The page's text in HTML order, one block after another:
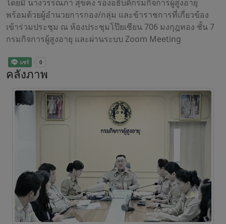
โดยมี นางวรรณภา สุขคง รองอธิบดีกรมกิจการผู้สูงอายุ
พร้อมด้วยผู้อำนวยการกอง/กลุ่ม และข้าราชการที่เกี่ยวข้อง
เข้าร่วมประชุม ณ ห้องประชุมโป๊ยเซียน 706 มงกุฎทอง ชั้น 7
กรมกิจการผู้สูงอายุ และผ่านระบบ Zoom Meeting
คลังภาพ